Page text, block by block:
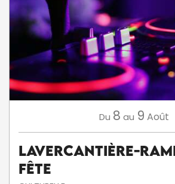
Du 8 au 9 Août
Lavercantière-
fête